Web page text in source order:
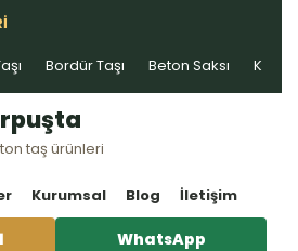
Bordür Taşı Beton Saksı Kablo
taş ürünleri
Kurumsal Blog İletişim
WhatsApp